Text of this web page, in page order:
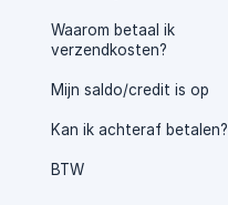
Waarom betaal ik
verzendkosten?
Mijn saldo/credit is op
Kan ik achteraf betalen?
BTW